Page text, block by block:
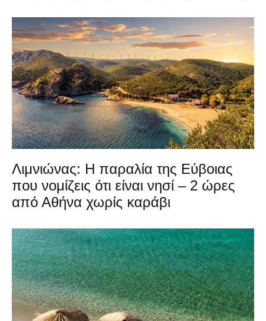
Λιμνιώνας: Η παραλία της Εύβοιας
που νομίζεις ότι είναι νησί – 2 ώρες
από Αθήνα χωρίς καράβι